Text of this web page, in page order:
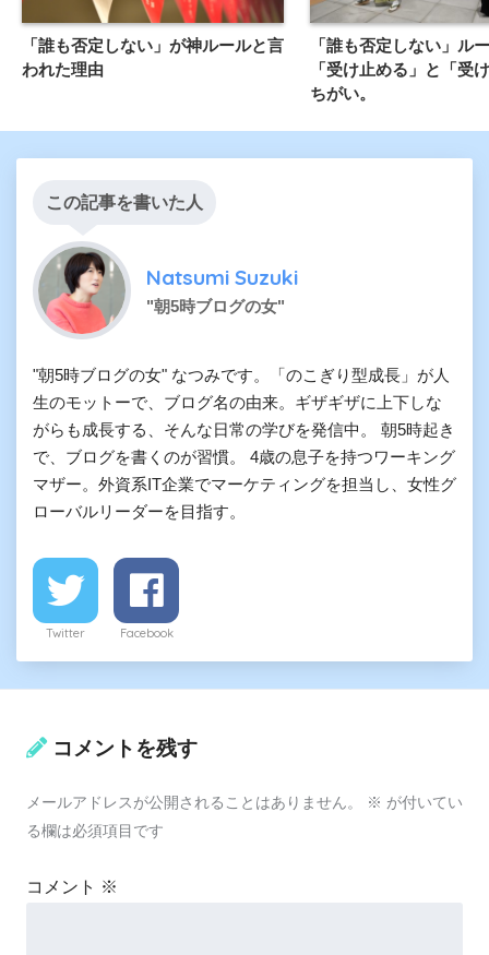
「誰も否定しない」が神ルールと言
われた理由
「誰も否定しない」ル
「受け止める」と「受
ちがい。
この記事を書いた人
Natsumi Suzuki
"朝5時ブログの女"
"朝5時ブログの女" なつみです。「のこぎり型成長」が人
生のモットーで、ブログ名の由来。ギザギザに上下しな
がらも成長する、そんな日常の学びを発信中。 朝5時起き
で、ブログを書くのが習慣。 4歳の息子を持つワーキング
マザー。外資系IT企業でマーケティングを担当し、女性グ
ローバルリーダーを目指す。
Twitter Facebook
コメントを残す
メールアドレスが公開されることはありません。 ※ が付いてい
る欄は必須項目です
コメント ※